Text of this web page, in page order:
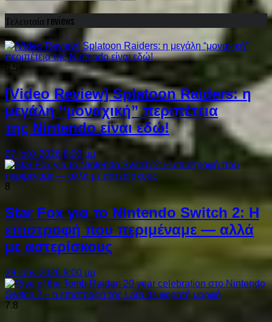
Τελευταία reviews
8.5
[Video Review] Splatoon Raiders: η
μεγάλη “μοναχική” περιπέτεια
της Nintendo είναι εδώ!
27 Ιούλ 2026 8:00 μμ
8
Star Fox για το Nintendo Switch 2: Η
επιστροφή που περιμέναμε — αλλά
με αστερίσκους
29 Ιούν 2026 9:00 μμ
7.8